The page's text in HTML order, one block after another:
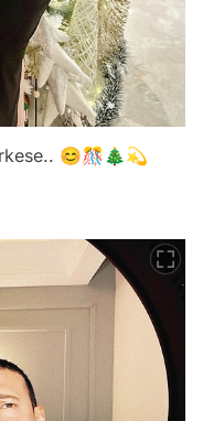
😊🎊🎄💫